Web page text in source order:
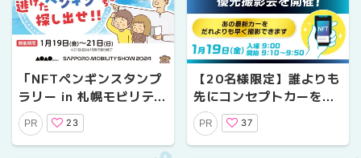
「NFTペンギンスタンプ
ラリー in 札幌モビリティ
ショー2024」を1月19
日～21日に札幌ドームで
開催！
PR 23
【20名様限定】誰よりも
先にコンセプトカーを撮
影しよう！札幌モビリテ
ィショー2024優先撮影
会
PR 37